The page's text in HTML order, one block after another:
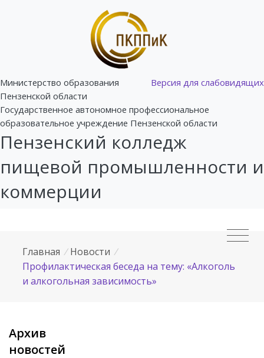
Версия для слабовидящих
Министерство образования
Пензенской области
Государственное автономное профессиональное
образовательное учреждение Пензенской области
Пензенский колледж
пищевой промышленности и
коммерции
Главная / Новости /
Профилактическая беседа на тему: «Алкоголь
и алкогольная зависимость»
Архив
новостей